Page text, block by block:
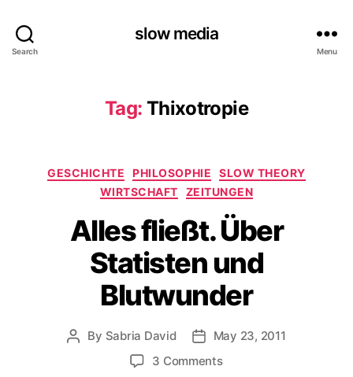
Search
slow media
Menu
Tag: Thixotropie
Categories
GESCHICHTE PHILOSOPHIE
SLOW THEORY
WIRTSCHAFT
ZEITUNGEN
Alles fließt. Über
Statisten und
Blutwunder
Post
By Sabria David
Post
date
May 23, 2011
3 Commentson